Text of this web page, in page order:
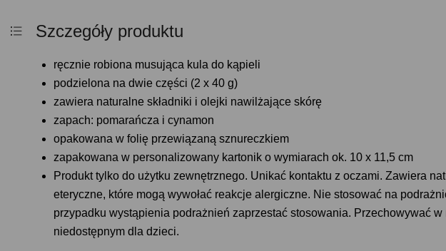
Szczegóły produktu
ręcznie robiona musująca kula do kąpieli
podzielona na dwie części (2 x 40 g)
zawiera naturalne składniki i olejki nawilżające skórę
zapach: pomarańcza i cynamon
opakowana w folię przewiązaną sznureczkiem
zapakowana w personalizowany kartonik o wymiarach ok. 10 x 11,5 cm
Produkt tylko do użytku zewnętrznego. Unikać kontaktu z oczami. Zawiera
eteryczne, które mogą wywołać reakcje alergiczne. Nie stosować na
przypadku wystąpienia podrażnień zaprzestać stosowania. Przechowywać w
niedostępnym dla dzieci.